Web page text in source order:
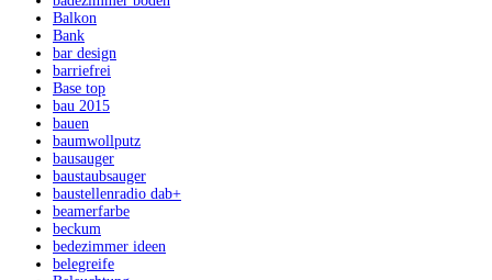
Balkon
Bank
bar design
barriefrei
Base top
bau 2015
bauen
baumwollputz
bausauger
baustaubsauger
baustellenradio dab+
beamerfarbe
beckum
bedezimmer ideen
belegreife